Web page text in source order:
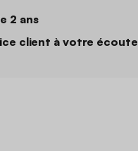
2 ans
client à votre écoute